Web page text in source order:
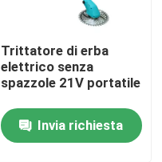
Trittatore di erba
elettrico senza
spazzole 21V portatile
Invia richiesta